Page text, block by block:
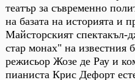
театър за съвременно
на базата на историята и
Майсторският спектакъл-
стар монах" на известния
режисьор Жозе де Рау и
пианиста Крис Дефорт